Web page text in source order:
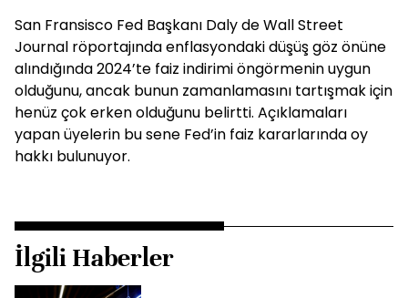
San Fransisco Fed Başkanı Daly de Wall Street
Journal röportajında enflasyondaki düşüş göz önüne
alındığında 2024’te faiz indirimi öngörmenin uygun
olduğunu, ancak bunun zamanlamasını tartışmak için
henüz çok erken olduğunu belirtti. Açıklamaları
yapan üyelerin bu sene Fed’in faiz kararlarında oy
hakkı bulunuyor.
İlgili Haberler